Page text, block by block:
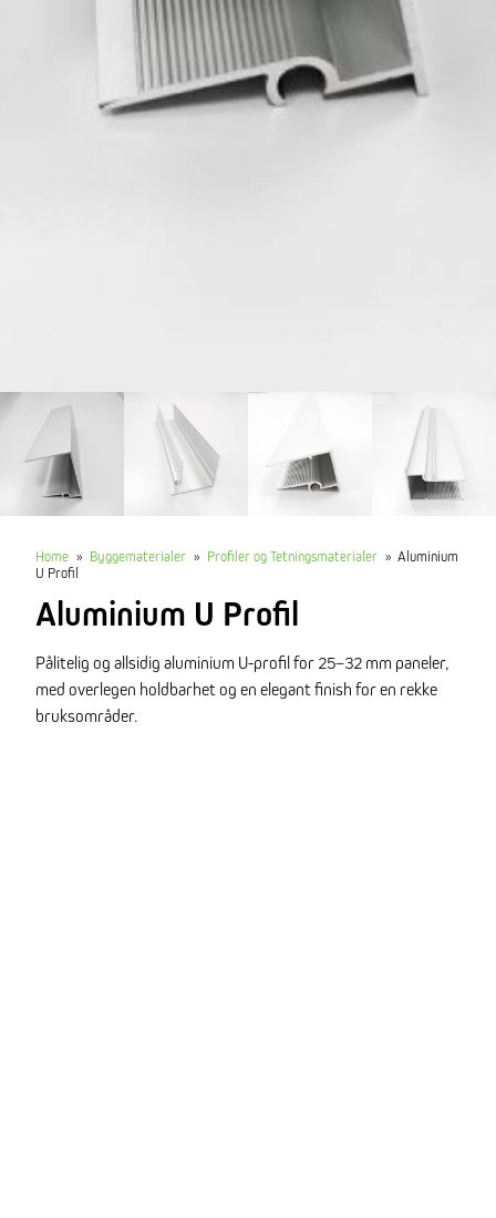
Home » Byggematerialer » Profiler og Tetningsmaterialer » Aluminium
U Profil
Aluminium U Profil
Pålitelig og allsidig aluminium U-profil for 25–32 mm paneler,
med overlegen holdbarhet og en elegant finish for en rekke
bruksområder.